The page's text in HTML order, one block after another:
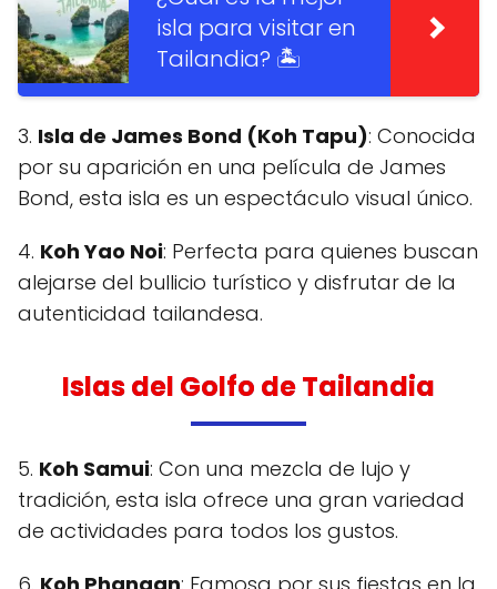
isla para visitar en
Tailandia? 🏝️
3. Isla de James Bond (Koh Tapu): Conocida
por su aparición en una película de James
Bond, esta isla es un espectáculo visual único.
4. Koh Yao Noi: Perfecta para quienes buscan
alejarse del bullicio turístico y disfrutar de la
autenticidad tailandesa.
Islas del Golfo de Tailandia
5. Koh Samui: Con una mezcla de lujo y
tradición, esta isla ofrece una gran variedad
de actividades para todos los gustos.